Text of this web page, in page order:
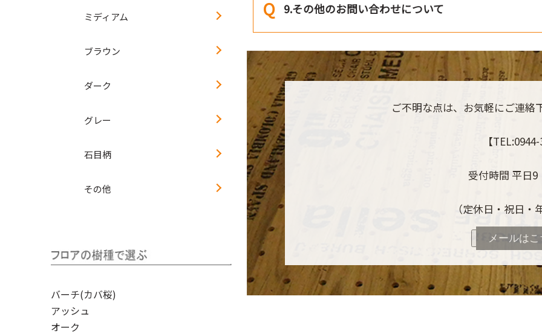
9.その他のお問い合わせについて
ご不明な点は、お気軽にご連絡
【
受付時間 平日9
（定休日・祝日
メールは
ミディアム
ブラウン
ダーク
グレー
石目柄
その他
バーチ(カバ桜)
アッシュ
オーク